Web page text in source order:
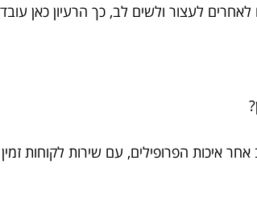
לעצור ולשים לב, כך הרעיון כאן
איכות הפרופילים, עם שירות לקוחות